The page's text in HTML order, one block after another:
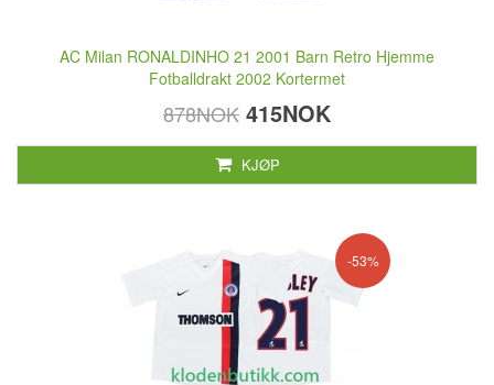
AC Milan RONALDINHO 21 2001 Barn Retro Hjemme
Fotballdrakt 2002 Kortermet
878NOK 415NOK
KJØP
-53%